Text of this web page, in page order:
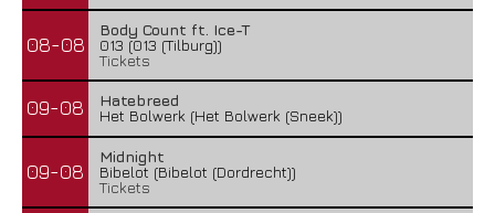
08-08
Body Count ft. Ice-T
013 (013 (Tilburg))
Tickets
09-08
Hatebreed
Het Bolwerk (Het Bolwerk (Sneek))
09-08
Midnight
Bibelot (Bibelot (Dordrecht))
Tickets